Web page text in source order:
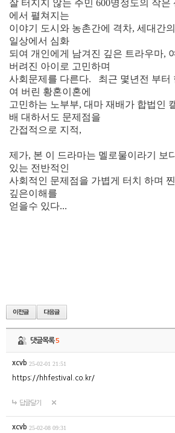
잘 터지지 않는 주민 600명정도의 작은
에서 펼쳐지는
이야기 도시와 농촌간에 격차, 세대간
일상에서 심화
되여 개인에게 남겨진 깊은 트라우마,
버려진 아이로 고민하며
사회문제를 다른다. 최근 몇년전 부터
여 버린 황혼이혼에
고민하는 노부부, 대마 재배가 합법인
배 대하서도 문제점을
간접적으로 지적,
제가, 본 이 드라마는 멜로물이라기 보
있는 전반적인
사회적인 문제점을 가볍게 터치 하며
깊은이해를
얻을수 있다...
댓글목록5
xcvb 25-02-01 21:51
https://hhfestival.co.kr/
답글달기
xcvb 25-02-08 09:31